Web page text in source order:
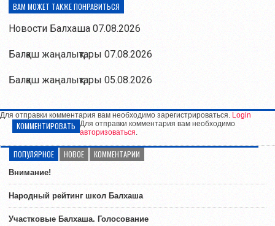
ВАМ МОЖЕТ ТАКЖЕ ПОНРАВИТЬСЯ
Новости Балхаша 07.08.2026
Балқаш жаңалықтары 07.08.2026
Балқаш жаңалықтары 05.08.2026
Для отправки комментария вам необходимо зарегистрироваться. Login
КОММЕНТИРОВАТЬ Для отправки комментария вам необходимо
авторизоваться.
ПОПУЛЯРНОЕ НОВОЕ КОММЕНТАРИИ
Внимание!
Народный рейтинг школ Балхаша
Участковые Балхаша. Голосование